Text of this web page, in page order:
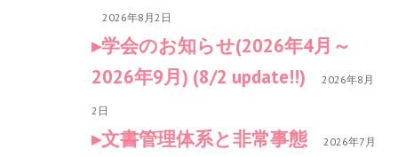
2026年8月2日
学会のお知らせ(2026年4月～
2026年9月) (8/2 update!!)
2026年8月
2日
文書管理体系と非常事態 2026年7月